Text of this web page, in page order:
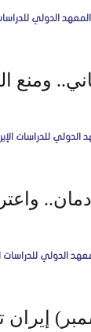
المعهد الدولي للدراسات
ومنع
الدولي للدراسات
للإدمان..
الدولي للدراسات
الإيرانية